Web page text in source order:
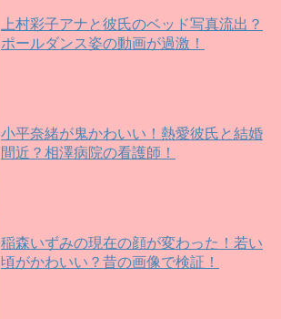
上村彩子アナと彼氏のベッド写真流出？
ポールダンス姿の動画が過激！
小平奈緒が鬼かわいい！熱愛彼氏と結婚
間近？相澤病院の看護師！
稲森いずみの現在の顔が変わった！若い
頃がかわいい？昔の画像で検証！